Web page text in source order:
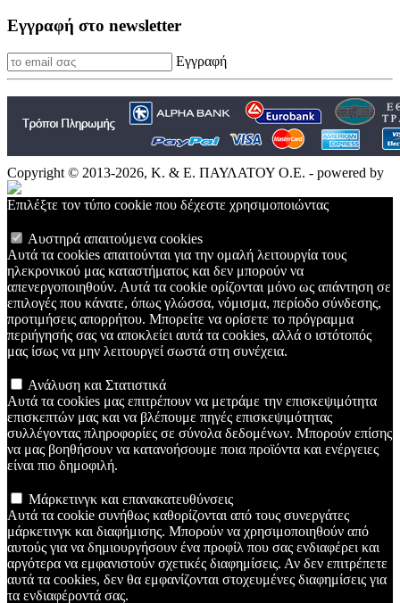
Εγγραφή στο newsletter
Εγγραφή
Copyright © 2013-2026, Κ. & Ε. ΠΑΥΛΑΤΟΥ Ο.Ε. - powered by
Επιλέξτε τον τύπο cookie που δέχεστε χρησιμοποιώντας
Αυστηρά απαιτούμενα cookies
Αυτά τα cookies απαιτούνται για την ομαλή λειτουργία τους
ηλεκρονικού μας καταστήματος και δεν μπορούν να
απενεργοποιηθούν. Αυτά τα cookie ορίζονται μόνο ως απάντηση σε
επιλογές που κάνατε, όπως γλώσσα, νόμισμα, περίοδο σύνδεσης,
προτιμήσεις απορρήτου. Μπορείτε να ορίσετε το πρόγραμμα
περιήγησής σας να αποκλείει αυτά τα cookies, αλλά ο ιστότοπός
μας ίσως να μην λειτουργεί σωστά στη συνέχεια.
Ανάλυση και Στατιστικά
Αυτά τα cookies μας επιτρέπουν να μετράμε την επισκεψιμότητα
επισκεπτών μας και να βλέπουμε πηγές επισκεψιμότητας
συλλέγοντας πληροφορίες σε σύνολα δεδομένων. Μπορούν επίσης
να μας βοηθήσουν να κατανοήσουμε ποια προϊόντα και ενέργειες
είναι πιο δημοφιλή.
Μάρκετινγκ και επανακατευθύνσεις
Αυτά τα cookie συνήθως καθορίζονται από τους συνεργάτες
μάρκετινγκ και διαφήμισης. Μπορούν να χρησιμοποιηθούν από
αυτούς για να δημιουργήσουν ένα προφίλ που σας ενδιαφέρει και
αργότερα να εμφανιστούν σχετικές διαφημίσεις. Αν δεν επιτρέπετε
αυτά τα cookies, δεν θα εμφανίζονται στοχευμένες διαφημίσεις για
τα ενδιαφέροντά σας.